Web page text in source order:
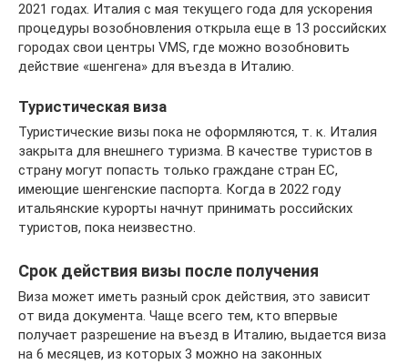
2021 годах. Италия с мая текущего года для ускорения
процедуры возобновления открыла еще в 13 российских
городах свои центры VMS, где можно возобновить
действие «шенгена» для въезда в Италию.
Туристическая виза
Туристические визы пока не оформляются, т. к. Италия
закрыта для внешнего туризма. В качестве туристов в
страну могут попасть только граждане стран ЕС,
имеющие шенгенские паспорта. Когда в 2022 году
итальянские курорты начнут принимать российских
туристов, пока неизвестно.
Срок действия визы после получения
Виза может иметь разный срок действия, это зависит
от вида документа. Чаще всего тем, кто впервые
получает разрешение на въезд в Италию, выдается виза
на 6 месяцев, из которых 3 можно на законных